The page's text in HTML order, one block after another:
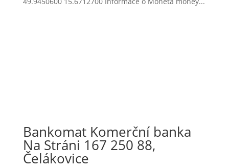
Bankomat Komerční banka
Na Stráni 167 250 88,
Čelákovice